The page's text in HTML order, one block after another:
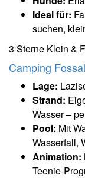
Ideal für:
suchen,
3 Sterne Klein &
Camping
Lage:
Strand:
Wasser –
Pool: Mit
Wasserfall,
Animation:
Teenie-